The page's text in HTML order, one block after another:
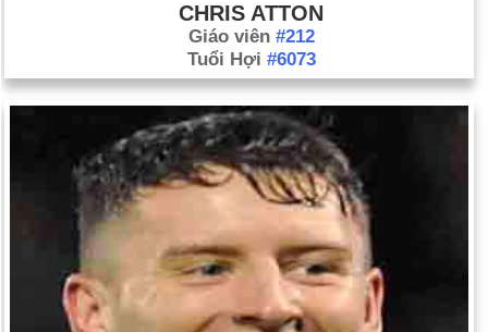
CHRIS ATTON
Giáo viên #212
Tuổi Hợi #6073